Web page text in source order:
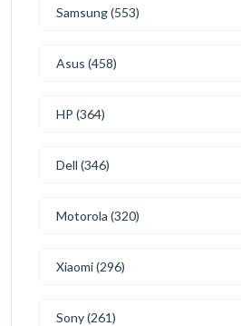
Samsung (553)
Asus (458)
HP (364)
Dell (346)
Motorola (320)
Xiaomi (296)
Sony (261)